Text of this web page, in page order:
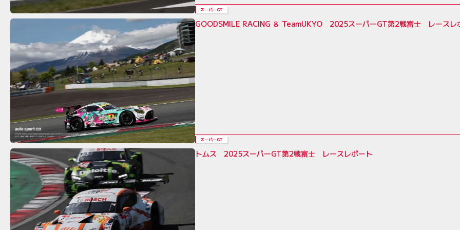
スーパーGT
GOODSMILE RACING ＆ TeamUKYO 2025スーパーGT第2戦富士 レースレ
スーパーGT
トムス 2025スーパーGT第2戦富士 レースレポート